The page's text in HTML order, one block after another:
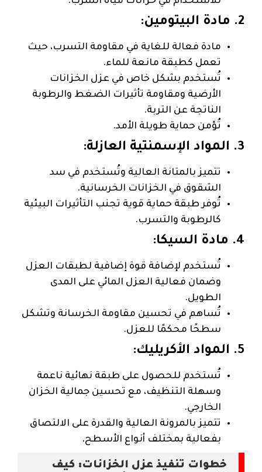
2. مادة البيتومين:
مادة فعالة للغاية في مقاومة التسرب، حيث
تعمل كطبقة مانعة للماء.
تُستخدم بشكل خاص في عزل الخزانات
الأرضية ومقاومة تأثيرات الضغط والرطوبة
الناتجة عن التربة.
تُؤمن حماية طويلة الأمد.
3. المواد الإسمنتية العازلة:
تتميز بالمتانة العالية وتُستخدم في سد
الشقوق في الخزانات الخرسانية.
تُوفر طبقة حماية قوية تجنب التأثيرات البيئية
كالرطوبة والتسرب.
4. مادة السيكا:
تُستخدم لإضافة قوة إضافية لطبقات العزل
وضمان فعالية العزل المائي على المدى
الطويل.
تُساهم في تحسين مقاومة الخرسانة وتشكل
سطحًا محكمًا للعزل.
5. المواد الأكريليك:
تُستخدم للحصول على طبقة نهائية ناعمة
وسهلة التنظيف، مع تحسين جمالية الخزان
الخارجي.
تتميز بالمرونة العالية والقدرة على الالتصاق
بفعالية بمختلف أنواع الأسطح.
خطوات تنفيذ عزل الخزانات: كيف